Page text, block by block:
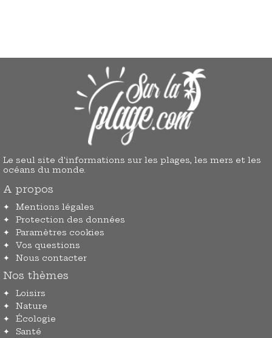
Le seul site d'informations sur les plages, les mers et les
océans du monde.
A propos
Mentions légales
Protection des données
Paramètres cookies
Vos questions
Nous contacter
Nos thèmes
Loisirs
Nature
Écologie
Santé